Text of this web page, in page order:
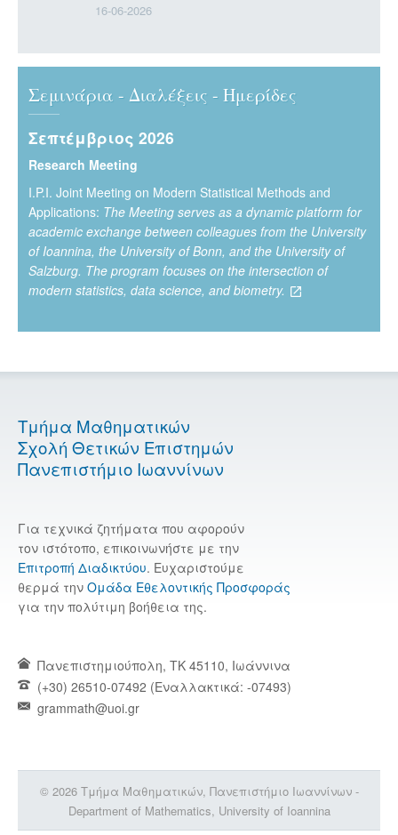
16-06-2026
Σεμινάρια - Διαλέξεις - Ημερίδες
Σεπτέμβριος 2026
Research Meeting
Ι.P.I. Joint Meeting on Modern Statistical Methods and
Applications: The Meeting serves as a dynamic platform for
academic exchange between colleagues from the University
of Ioannina, the University of Bonn, and the University of
Salzburg. The program focuses on the intersection of
modern statistics, data science, and biometry.
Τμήμα Μαθηματικών
Σχολή Θετικών Επιστημών
Πανεπιστήμιο Ιωαννίνων
Για τεχνικά ζητήματα που αφορούν
τον ιστότοπο, επικοινωνήστε με την
Επιτροπή Διαδικτύου. Ευχαριστούμε
θερμά την Ομάδα Εθελοντικής Προσφοράς
για την πολύτιμη βοήθεια της.
Πανεπιστημιούπολη, TK 45110, Ιωάννινα
(+30) 26510-07492 (Εναλλακτικά: -07493)
grammath@uoi.gr
© 2026 Τμήμα Μαθηματικών, Πανεπιστήμιο Ιωαννίνων -
Department of Mathematics, University of Ioannina